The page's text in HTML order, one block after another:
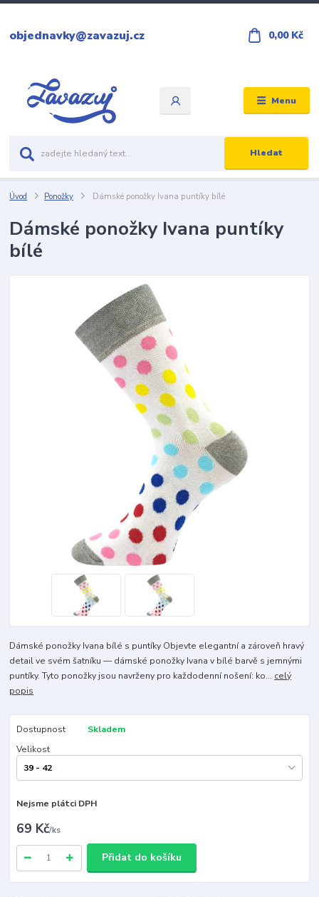
Menu
Hledat
objednavky@zavazuj.cz 0,00 Kč
Úvod Ponožky Dámské ponožky Ivana puntíky bílé
Dámské ponožky Ivana puntíky
bílé
Dámské ponožky Ivana bílé s puntíky Objevte elegantní a zároveň hravý
detail ve svém šatníku — dámské ponožky Ivana v bílé barvě s jemnými
puntíky. Tyto ponožky jsou navrženy pro každodenní nošení: ko... celý
popis
Dostupnost
Skladem
Velikost
Nejsme plátci DPH
69 Kč/ks
Přidat do košíku